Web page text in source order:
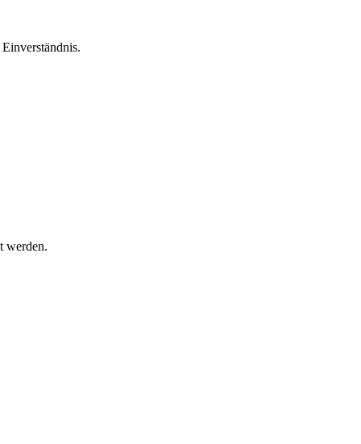
werden.